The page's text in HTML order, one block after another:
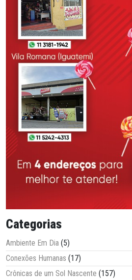
Categorias
Ambiente Em Dia (5)
Conexões Humanas (17)
Crônicas de um Sol Nascente (157)